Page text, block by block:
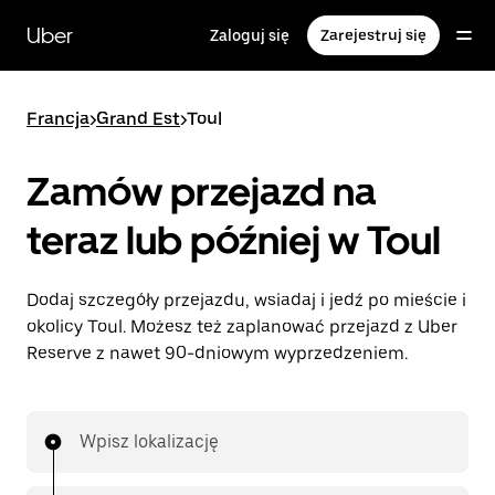
głównej
zawartości
Uber Zaloguj się Zarejestruj się
Francja>Grand Est>Toul
Zamów przejazd na
teraz lub później w Toul
Dodaj szczegóły przejazdu, wsiadaj i jedź po mieście i
okolicy Toul. Możesz też zaplanować przejazd z Uber
Reserve z nawet 90-dniowym wyprzedzeniem.
Wpisz lokalizację